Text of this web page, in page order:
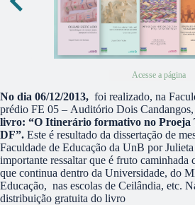
Acesse a página
No dia 06/12/2013, foi realizado, na
prédio FE 05 – Auditório Dois
livro: “O Itinerário formativo no Proeja
DF”. Este é resultado da dissertação de
Faculdade de Educação da UnB por
importante ressaltar que é fruto
que continua dentro da Universidade, do
Educação, nas escolas de Ceilândia, etc.
distribuição gratuita do livro